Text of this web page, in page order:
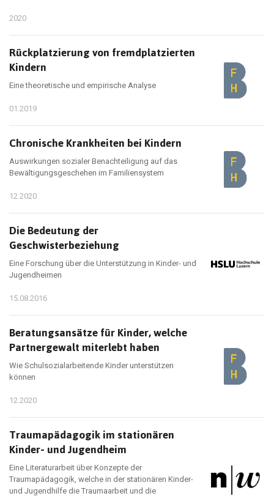
2020
Rückplatzierung von fremdplatzierten
Kindern
Eine theoretische und empirische Analyse
01.2019
Chronische Krankheiten bei Kindern
Auswirkungen sozialer Benachteiligung auf das
Bewältigungsgeschehen im Familiensystem
12.2020
Die Bedeutung der
Geschwisterbeziehung
Eine Forschung über die Unterstützung in Kinder- und
Jugendheimen
15.08.2016
Beratungsansätze für Kinder, welche
Partnergewalt miterlebt haben
Wie Schulsozialarbeitende Kinder unterstützen
können
12.2020
Traumapädagogik im stationären
Kinder- und Jugendheim
Eine Literaturarbeit über Konzepte der
Traumapädagogik, welche in der stationären Kinder-
und Jugendhilfe die Traumaarbeit und die